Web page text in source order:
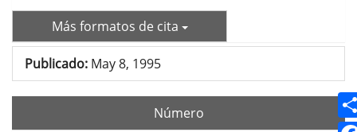
Más formatos de cita
Publicado: May 8, 1995
Número